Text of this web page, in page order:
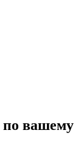
по вашему